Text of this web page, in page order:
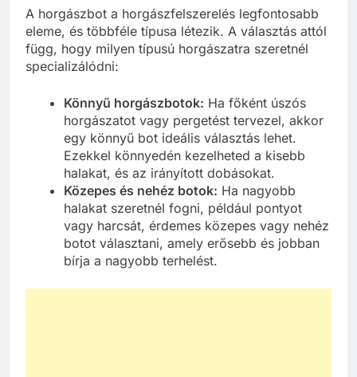
A horgászbot a horgászfelszerelés legfontosabb
eleme, és többféle típusa létezik. A választás attól
függ, hogy milyen típusú horgászatra szeretnél
specializálódni:
Könnyű horgászbotok: Ha főként úszós
horgászatot vagy pergetést tervezel, akkor
egy könnyű bot ideális választás lehet.
Ezekkel könnyedén kezelheted a kisebb
halakat, és az irányított dobásokat.
Közepes és nehéz botok: Ha nagyobb
halakat szeretnél fogni, például pontyot
vagy harcsát, érdemes közepes vagy nehéz
botot választani, amely erősebb és jobban
bírja a nagyobb terhelést.